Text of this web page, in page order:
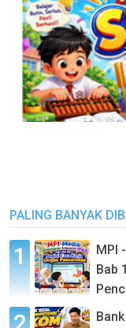
PALING BANYAK
MPI
Bab